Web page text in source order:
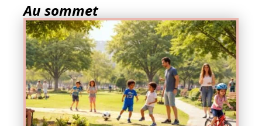
Au sommet